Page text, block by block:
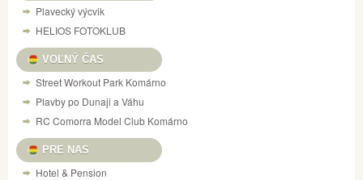
Plavecký výcvik
HELIOS FOTOKLUB
VOĽNÝ ČAS
Street Workout Park Komárno
Plavby po Dunaji a Váhu
RC Comorra Model Club Komárno
PRE NAS
Hotel & Pension